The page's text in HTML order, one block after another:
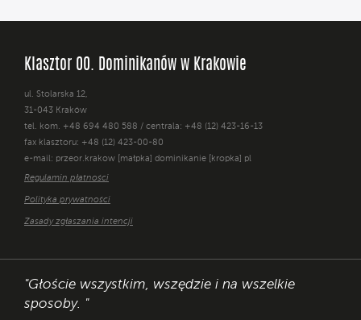
Klasztor OO. Dominikanów w Krakowie
ul. Stolarska 12,
31-043 Kraków
tel. kom. +48 694 480 588 / centrala: +48 (12) 423-16-13
fax klasztoru: +48 (12) 423-00-80
e-mail: przeor.krakow [małpka] dominikanie [kropka] pl
Regulamin płatności
Polityka prywatności
Zasady zgłaszania intencji
"Głoście wszystkim, wszędzie i na wszelkie
sposoby. "